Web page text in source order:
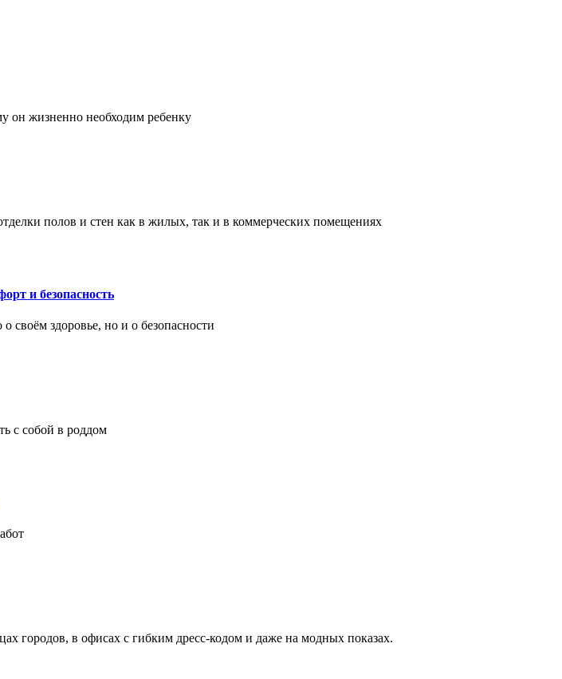
он жизненно необходим ребенку
полов и стен как в жилых, так и в коммерческих помещениях
и безопасность
своём здоровье, но и о безопасности
с собой в роддом
городов, в офисах с гибким дресс-кодом и даже на модных показах.